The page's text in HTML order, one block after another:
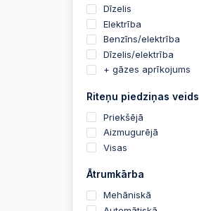
Dīzelis
Elektrība
Benzīns/elektrība
Dīzelis/elektrība
+ gāzes aprīkojums
Riteņu piedziņas veids
Priekšējā
Aizmugurējā
Visas
Ātrumkārba
Mehāniskā